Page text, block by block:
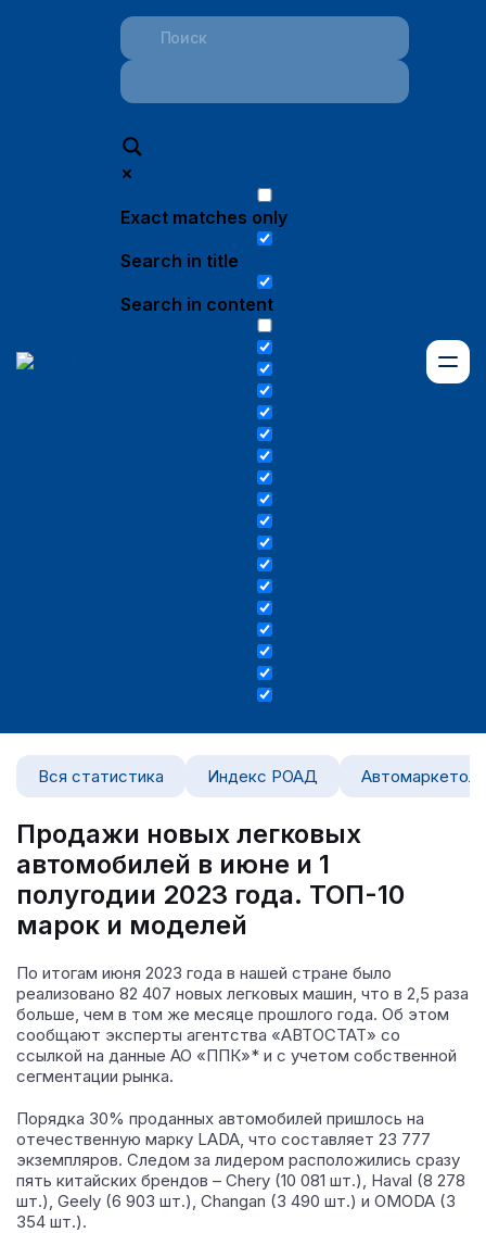
Exact matches only
Search in title
Search in content
Вся статистика Индекс РОАД
Продажи новых легковых
автомобилей в июне и 1
полугодии 2023 года. ТОП-10
марок и моделей
По итогам июня 2023 года в нашей стране было
реализовано 82 407 новых легковых машин, что в 2,5 раза
больше, чем в том же месяце прошлого года. Об этом
сообщают эксперты агентства «АВТОСТАТ» со
ссылкой на данные АО «ППК»* и с учетом собственной
сегментации рынка.
Порядка 30% проданных автомобилей пришлось на
отечественную марку LADA, что составляет 23 777
экземпляров. Следом за лидером расположились сразу
пять китайских брендов – Chery (10 081 шт.), Haval (8 278
шт.), Geely (6 903 шт.), Changan (3 490 шт.) и OMODA (3
354 шт.).